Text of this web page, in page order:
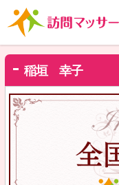
稲垣 幸子